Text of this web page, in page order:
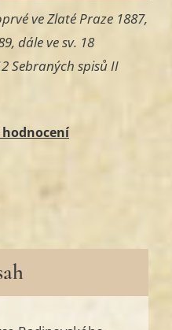
ve Zlaté Praze 1887,
dále ve sv. 18
Sebraných spisů II